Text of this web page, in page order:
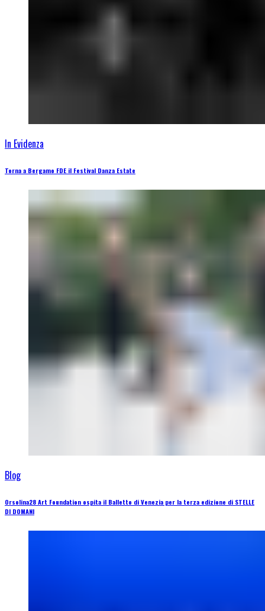
In Evidenza
Torna a Bergamo FDE il Festival Danza Estate
Blog
Orsolina28 Art Foundation ospita il Balletto di Venezia per la terza edizione di STELLE
DI DOMANI